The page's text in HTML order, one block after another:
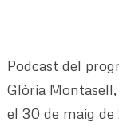
Podcast del
Glòria
el 30 de maig de